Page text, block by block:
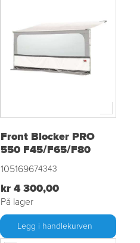
Front Blocker PRO
550 F45/F65/F80
105169674343
kr 4 300,00
På lager
Legg i handlekurven